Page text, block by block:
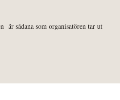
är sådana som organisatören tar ut